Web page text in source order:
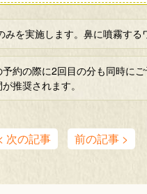
を実施します。鼻に噴霧する
約の際に2回目の分も同時に
推奨されます。
次の記事 前の記事 >